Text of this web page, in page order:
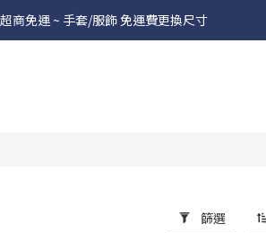
商免運 ~ 手套/服飾 免運費更換尺寸
篩選